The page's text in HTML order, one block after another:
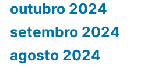
outubro 2024
setembro 2024
agosto 2024